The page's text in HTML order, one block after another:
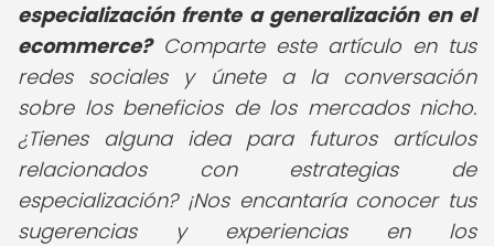
especialización frente a generalización en el
ecommerce?Comparte este artículo en tus
redes sociales y únete a la conversación
sobre los beneficios de los mercados nicho.
¿Tienes alguna idea para futuros artículos
relacionados con estrategias de
especialización? ¡Nos encantaría conocer tus
sugerencias y experiencias en los